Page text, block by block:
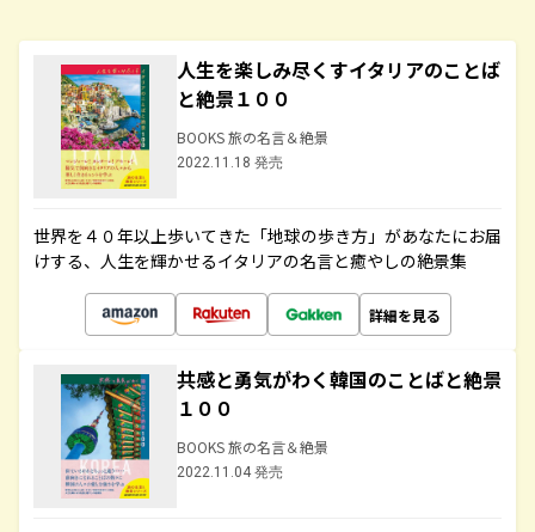
人生を楽しみ尽くすイタリアのことば
と絶景１００
BOOKS 旅の名言＆絶景
2022.11.18 発売
世界を４０年以上歩いてきた「地球の歩き方」があなたにお届
けする、人生を輝かせるイタリアの名言と癒やしの絶景集
詳細を見る
共感と勇気がわく韓国のことばと絶景
１００
BOOKS 旅の名言＆絶景
2022.11.04 発売